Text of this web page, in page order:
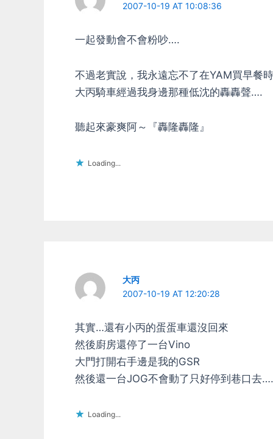
2007-10-19 AT 10:08:36
一起發動會不會粉吵….
不過老實說，我永遠忘不了在YAM買早餐時
大丙騎車經過我身邊那種低沈的轟轟聲….
聽起來豪爽阿～『轟隆轟隆』
Loading...
大丙
2007-10-19 AT 12:20:28
其實…還有小丙的蛋蛋車還沒回來
然後廚房還停了一台Vino
大門打開右手邊是我的GSR
然後還一台JOG不會動了只好停到巷口去….
Loading...